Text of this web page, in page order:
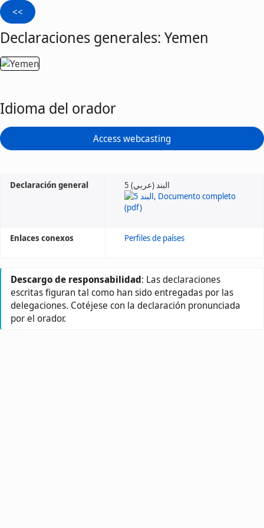
Declaraciones generales: Yemen
Idioma del orador
Access webcasting
Declaración general 5 البند (عربي)
Enlaces conexos Perfiles de países
Descargo de responsabilidad: Las declaraciones
escritas figuran tal como han sido entregadas por las
delegaciones. Cotéjese con la declaración pronunciada
por el orador.